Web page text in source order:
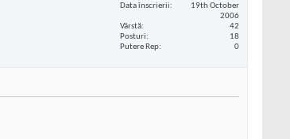
Data înscrierii
19th October
2006
Vârstă
42
Posturi
18
Putere Rep
0